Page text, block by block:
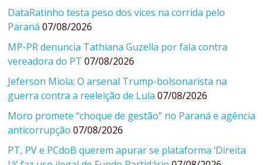
DataRatinho testa peso dos vices na corrida pelo
Paraná 07/08/2026
MP-PR denuncia Tathiana Guzella por fala contra
vereadora do PT 07/08/2026
Jeferson Miola: O arsenal Trump-bolsonarista na
guerra contra a reeleição de Lula 07/08/2026
Moro promete “choque de gestão” no Paraná e agência
anticorrupção 07/08/2026
PT, PV e PCdoB querem apurar se plataforma ‘Direita